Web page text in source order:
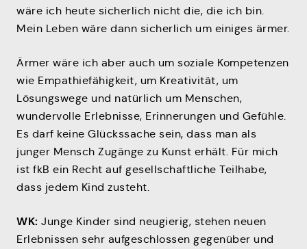
wäre ich heute sicherlich nicht die, die ich bin.
Mein Leben wäre dann sicherlich um einiges ärmer.
Ärmer wäre ich aber auch um soziale Kompetenzen
wie Empathiefähigkeit, um Kreativität, um
Lösungswege und natürlich um Menschen,
wundervolle Erlebnisse, Erinnerungen und Gefühle.
Es darf keine Glückssache sein, dass man als
junger Mensch Zugänge zu Kunst erhält. Für mich
ist fkB ein Recht auf gesellschaftliche Teilhabe,
dass jedem Kind zusteht.
WK: Junge Kinder sind neugierig, stehen neuen
Erlebnissen sehr aufgeschlossen gegenüber und